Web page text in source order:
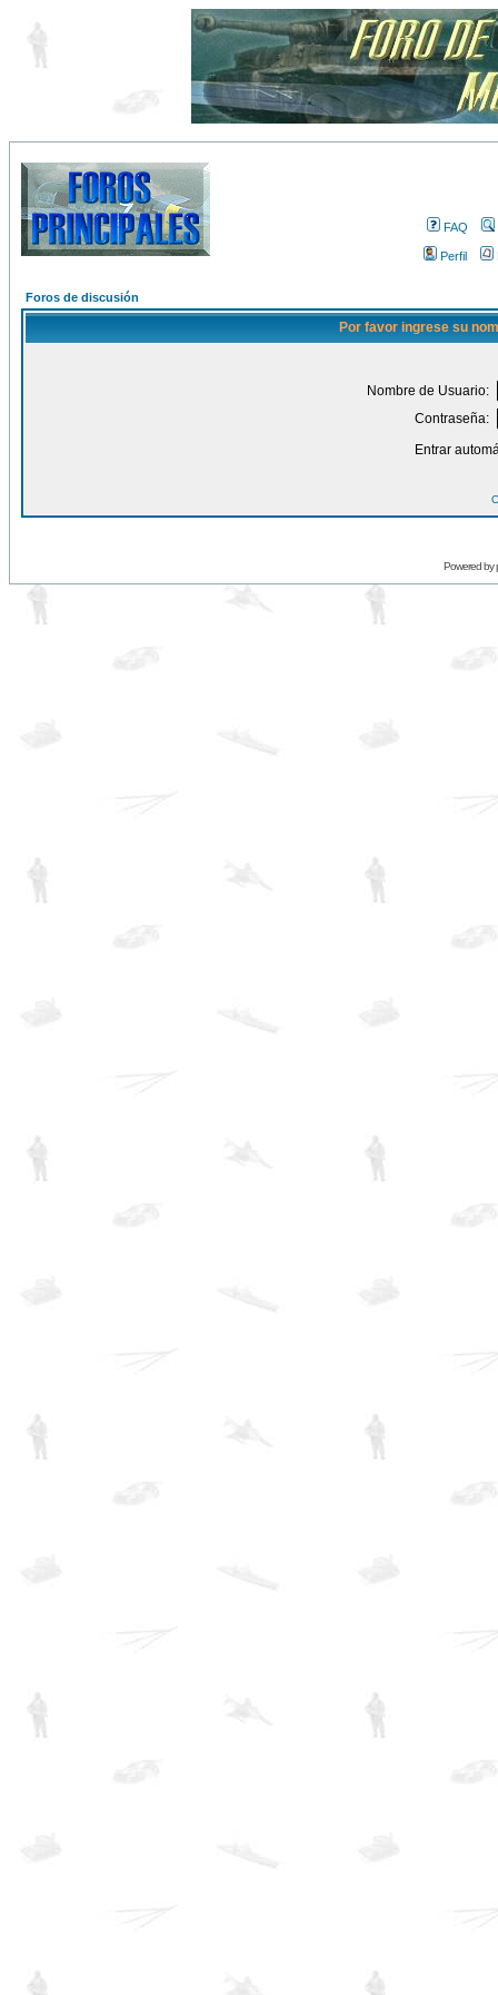
FAQ
Perfil
Foros de discusión
Por favor ingrese su
Nombre de Usuario:
Contraseña:
Entrar
Powered by